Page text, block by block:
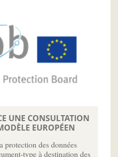
UNE CONSULTATION
EUROPÉEN
protection des données
type à destination des